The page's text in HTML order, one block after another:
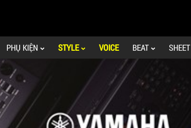
PHỤ KIỆN STYLE VOICE BEAT SHEET